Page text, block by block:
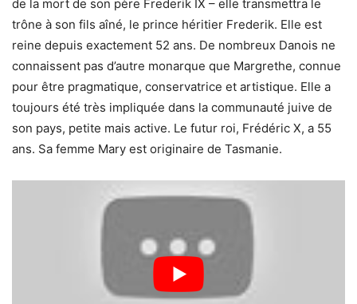
de la mort de son père Frederik IX – elle transmettra le
trône à son fils aîné, le prince héritier Frederik. Elle est
reine depuis exactement 52 ans. De nombreux Danois ne
connaissent pas d’autre monarque que Margrethe, connue
pour être pragmatique, conservatrice et artistique. Elle a
toujours été très impliquée dans la communauté juive de
son pays, petite mais active. Le futur roi, Frédéric X, a 55
ans. Sa femme Mary est originaire de Tasmanie.